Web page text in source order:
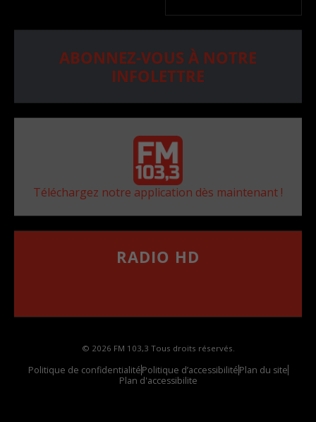
ABONNEZ-VOUS À NOTRE
INFOLETTRE
Téléchargez notre application dès maintenant !
RADIO HD
© 2026 FM 103,3 Tous droits réservés.
Politique de confidentialitéPolitique d’accessibilitéPlan du site
Plan d'accessibilite